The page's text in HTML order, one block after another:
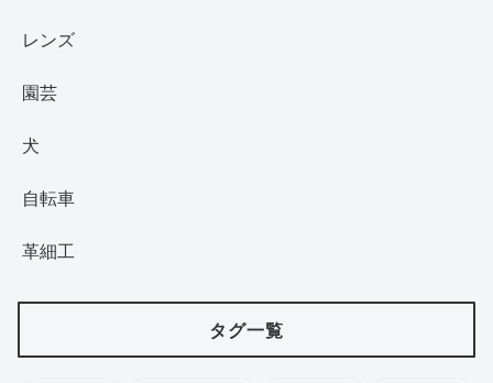
レンズ
園芸
犬
自転車
革細工
タグ一覧